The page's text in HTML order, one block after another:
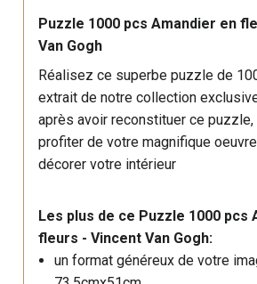
Puzzle 1000 pcs Amandier en
Van Gogh
Réalisez ce superbe puzzle de
extrait de notre collection
après avoir reconstituer ce
profiter de votre magnifique
décorer votre intérieur
Les plus de ce Puzzle 1000 pcs
fleurs - Vincent Van Gogh:
un format généreux de votre